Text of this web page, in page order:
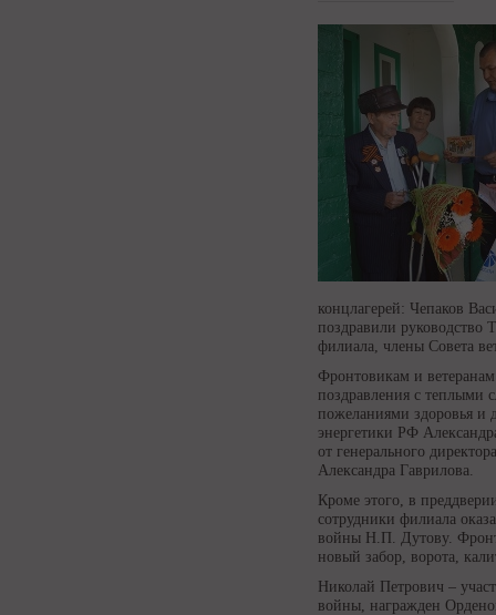
концлагерей: Чепаков
поздравили руководство
филиала, члены Совета
Фронтовикам и
поздравления с теплыми
пожеланиями здоровья и
энергетики РФ
от генерального
Александра Гаврилова.
Кроме этого, в
сотрудники филиала
войны Н.П. Дутову.
новый забор, ворота,
Николай Петрович –
войны, награжден